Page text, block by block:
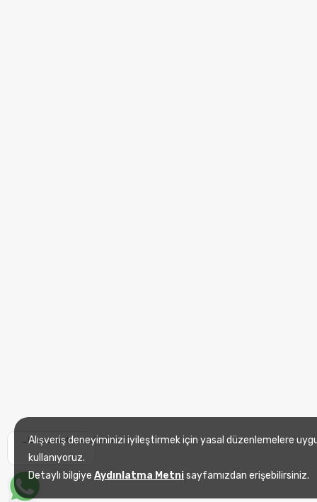
_lang_whatsapp_footer
Alışveriş deneyiminizi iyileştirmek için yasal düzenlemelere
kullanıyoruz.
Detaylı bilgiye Aydınlatma Metnisayfamızdan erişebilirsiniz.